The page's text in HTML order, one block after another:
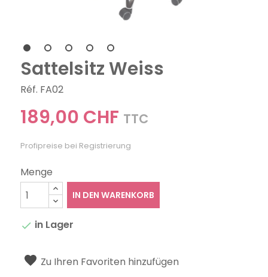
Sattelsitz Weiss
Réf. FA02
189,00 CHF TTC
Profipreise bei Registrierung
Menge
IN DEN WARENKORB
 in Lager
Zu Ihren Favoriten hinzufügen